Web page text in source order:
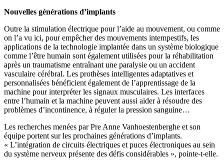
Nouvelles générations d’implants
Outre la stimulation électrique pour l’aide au mouvement, ou comme
on l’a vu ici, pour empêcher des mouvements intempestifs, les
applications de la technologie implantée dans un système biologique
comme l’être humain sont également utilisées pour la réhabilitation
après un traumatisme entraînant une paralysie ou un accident
vasculaire cérébral. Les prothèses intelligentes adaptatives et
personnalisées bénéficient également de l’apprentissage de la
machine pour interpréter les signaux musculaires. Les interfaces
entre l’humain et la machine peuvent aussi aider à résoudre des
problèmes d’incontinence, à réguler la pression sanguine…
Les recherches menées par Pre Anne Vanhoestenberghe et son
équipe portent sur les prochaines générations d’implants.
« L’intégration de circuits électriques et puces électroniques au sein
du système nerveux présente des défis considérables », pointe-t-elle.